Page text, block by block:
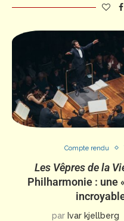
Compte rendu
Les Vêpres de la
Philharmonie : une
par Ivar kjellberg